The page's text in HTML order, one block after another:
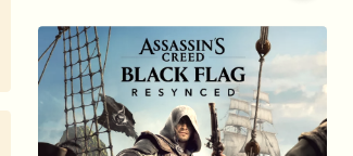
cartoline dai Day of the Devs 2023